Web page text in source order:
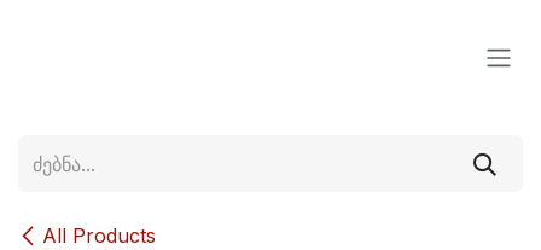
All Products